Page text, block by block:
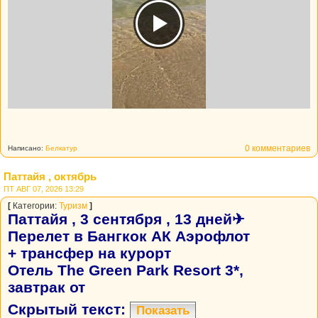
0 комментариев
Написано: Белкатур
Паттайя , октябрь
ПТ АВГ 07, 2026 13:29
[ Категории: Туризм ]
Паттайя , 3 сентября , 13 дней✈
Перелет в Бангкок АК Аэрофлот
+ трансфер на курорт
Отель The Green Park Resort 3*,
завтрак от
Скрытый текст:
Показать